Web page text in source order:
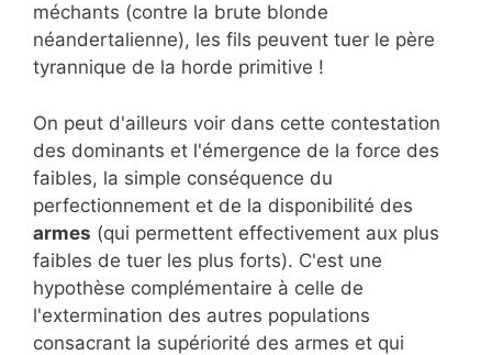
méchants (contre la brute blonde
néandertalienne), les fils peuvent tuer le père
tyrannique de la horde primitive !
On peut d'ailleurs voir dans cette contestation
des dominants et l'émergence de la force des
faibles, la simple conséquence du
perfectionnement et de la disponibilité des
armes (qui permettent effectivement aux plus
faibles de tuer les plus forts). C'est une
hypothèse complémentaire à celle de
l'extermination des autres populations
consacrant la supériorité des armes et qui